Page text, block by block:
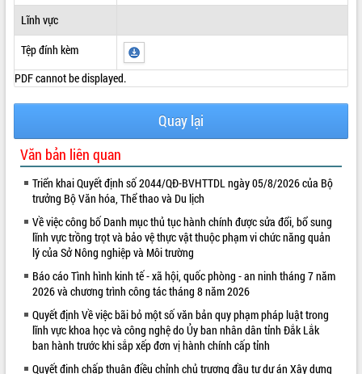
VIDEO
Không có file video nào để phát.
ALBUM ẢNH
Lĩnh vực
Tệp đính kèm
PDF cannot be displayed.
Quay lại
Văn bản liên quan
Triển khai Quyết định số 2044/QĐ-BVHTTDL ngày 05/8/2026 của Bộ
trưởng Bộ Văn hóa, Thể thao và Du lịch
Về việc công bố Danh mục thủ tục hành chính được sửa đổi, bổ sung
lĩnh vực trồng trọt và bảo vệ thực vật thuộc phạm vi chức năng quản
lý của Sở Nông nghiệp và Môi trường
Báo cáo Tình hình kinh tế - xã hội, quốc phòng - an ninh tháng 7 năm
2026 và chương trình công tác tháng 8 năm 2026
Quyết định Về việc bãi bỏ một số văn bản quy phạm pháp luật trong
lĩnh vực khoa học và công nghệ do Ủy ban nhân dân tỉnh Đắk Lắk
ban hành trước khi sắp xếp đơn vị hành chính cấp tỉnh
Quyết định chấp thuận điều chỉnh chủ trương đầu tư dự án Xây dựng